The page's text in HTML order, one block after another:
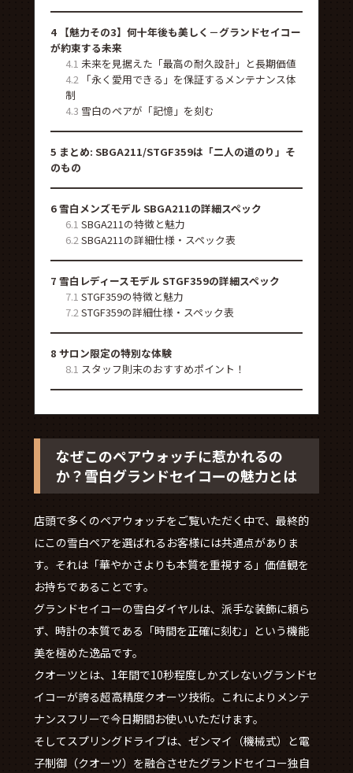
4【魅力その3】何十年後も美しく－グランドセイコー
が約束する未来
4.1 未来を見据えた「最高の耐久設計」と長期価値
4.2「永く愛用できる」を保証するメンテナンス体
制
4.3 雪白のペアが「記憶」を刻む
5 まとめ: SBGA211/STGF359は「二人の道のり」そ
のもの
6雪白メンズモデル SBGA211の詳細スペック
6.1 SBGA211の特徴と魅力
6.2SBGA211の詳細仕様・スペック表
7 雪白レディースモデル STGF359の詳細スペック
7.1 STGF359の特徴と魅力
7.2STGF359の詳細仕様・スペック表
8 サロン限定の特別な体験
8.1 スタッフ則末のおすすめポイント！
なぜこのペアウォッチに惹かれるの
か？雪白グランドセイコーの魅力とは
店頭で多くのペアウォッチをご覧いただく中で、最終的
にこの雪白ペアを選ばれるお客様には共通点がありま
す。それは「華やかさよりも本質を重視する」価値観を
お持ちであることです。
グランドセイコーの雪白ダイヤルは、派手な装飾に頼ら
ず、時計の本質である「時間を正確に刻む」という機能
美を極めた逸品です。
クオーツとは、1年間で10秒程度しかズレないグランドセ
イコーが誇る超高精度クオーツ技術。これによりメンテ
ナンスフリーで今日期間お使いいただけます。
そしてスプリングドライブは、ゼンマイ（機械式）と電
子制御（クオーツ）を融合させたグランドセイコー独自